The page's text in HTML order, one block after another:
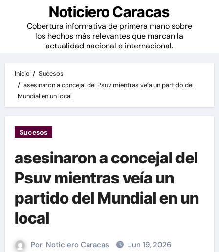
Noticiero Caracas
Cobertura informativa de primera mano sobre
los hechos más relevantes que marcan la
actualidad nacional e internacional.
Inicio
Sucesos
asesinaron a concejal del Psuv mientras veía un partido del
Mundial en un local
Sucesos
asesinaron a concejal del
Psuv mientras veía un
partido del Mundial en un
local
Por Noticiero Caracas Jun 19, 2026